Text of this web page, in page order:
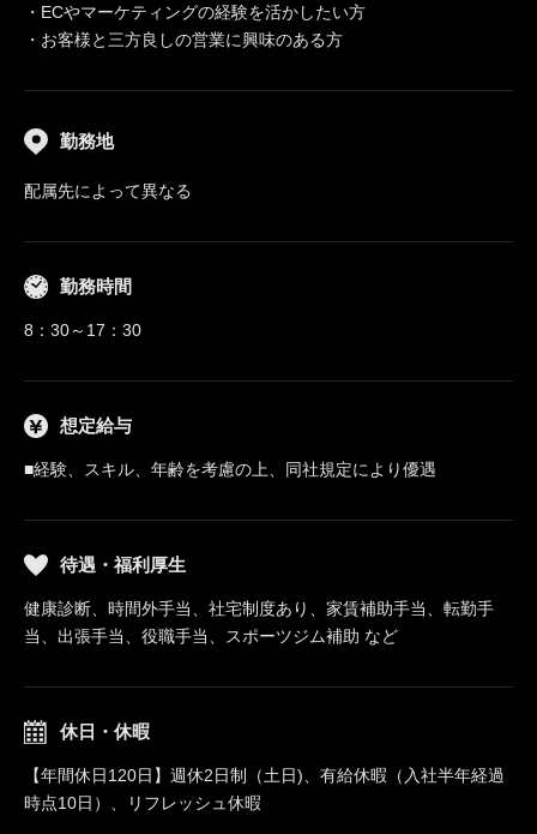
・ECやマーケティングの経験を活かしたい方
・お客様と三方良しの営業に興味のある方
勤務地
配属先によって異なる
勤務時間
8：30～17：30
想定給与
■経験、スキル、年齢を考慮の上、同社規定により優遇
待遇・福利厚生
健康診断、時間外手当、社宅制度あり、家賃補助手当、転勤手
当、出張手当、役職手当、スポーツジム補助 など
休日・休暇
【年間休日120日】週休2日制（土日)、有給休暇（入社半年経過
時点10日）、リフレッシュ休暇